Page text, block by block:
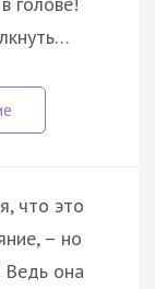
что это
– но
Ведь она